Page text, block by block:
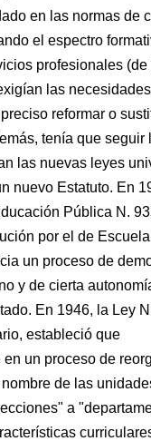
en las normas de
el espectro
profesionales
las necesidades
reformar o
tenía que seguir
las nuevas leyes
nuevo Estatuto. En
Pública N.
por el de
un proceso de
y de cierta
En 1946, la Ley
estableció que
en un proceso de
nombre de las
a